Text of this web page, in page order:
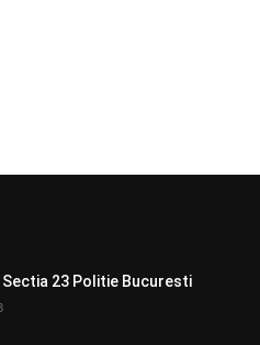
23 Politie Bucuresti